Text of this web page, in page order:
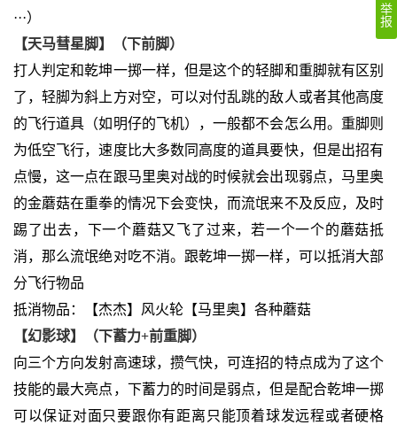
···）
【天马彗星脚】（下前脚）
打人判定和乾坤一掷一样，但是这个的轻脚和重脚就有区别
了，轻脚为斜上方对空，可以对付乱跳的敌人或者其他高度
的飞行道具（如明仔的飞机），一般都不会怎么用。重脚则
为低空飞行，速度比大多数同高度的道具要快，但是出招有
点慢，这一点在跟马里奥对战的时候就会出现弱点，马里奥
的金蘑菇在重拳的情况下会变快，而流氓来不及反应，及时
踢了出去，下一个蘑菇又飞了过来，若一个一个的蘑菇抵
消，那么流氓绝对吃不消。跟乾坤一掷一样，可以抵消大部
分飞行物品
抵消物品：【杰杰】风火轮【马里奥】各种蘑菇
【幻影球】（下蓄力+前重脚）
向三个方向发射高速球，攒气快，可连招的特点成为了这个
技能的最大亮点，下蓄力的时间是弱点，但是配合乾坤一掷
可以保证对面只要跟你有距离只能顶着球发远程或者硬格
举
报